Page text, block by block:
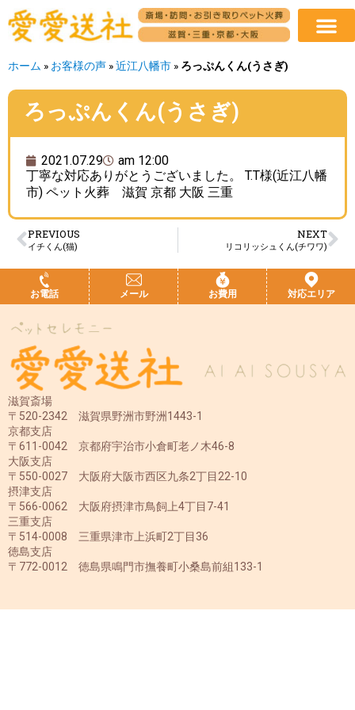
ホーム » お客様の声 »近江八幡市 » ろっぷんくん(うさぎ)
ろっぷんくん(うさぎ)
2021.07.29
am 12:00
丁寧な対応ありがとうございました。 T.T様(近江八幡
市) ペット火葬 滋賀 京都 大阪 三重
PREVIOUS
イチくん(猫)
NEXT
リコリッシュくん(チワワ)
お電話 メール お費用 対応エリア
滋賀斎場
〒520-2342 滋賀県野洲市野洲1443-1
京都支店
〒611-0042 京都府宇治市小倉町老ノ木46-8
大阪支店
〒550-0027 大阪府大阪市西区九条2丁目22-10
摂津支店
〒566-0062 大阪府摂津市鳥飼上4丁目7-41
三重支店
〒514-0008 三重県津市上浜町2丁目36
徳島支店
〒772-0012 徳島県鳴門市撫養町小桑島前組133-1